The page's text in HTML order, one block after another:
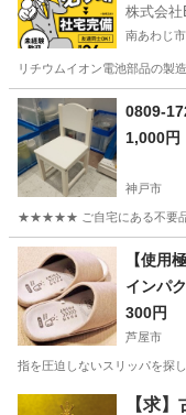
株式会
南あわじ市
リチウムイオン電池部品の製
兵庫 南あわじ市0809-
1,000円
神戸市
★★★★★ ご自宅にある不要品
兵庫 神戸市 椅子
【使用
インパ
ンスリッ
300円
芦屋市
指を圧迫しないスリッパを探
インテ
【求